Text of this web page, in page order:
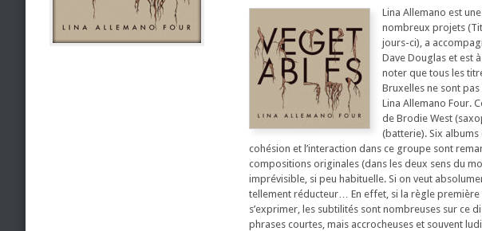
Lina Allemano est
nombreux projets
jours-ci), a
Dave Douglas et est
noter que tous les
Bruxelles ne sont
Lina Allemano Four.
de Brodie West
(batterie). Six albums
cohésion et l’interaction dans ce groupe sont
compositions originales (dans les deux sens du
imprévisible, si peu habituelle. Si on veut
tellement réducteur… En effet, si la règle première
s’exprimer, les subtilités sont nombreuses sur ce
phrases courtes, mais accrocheuses et souvent